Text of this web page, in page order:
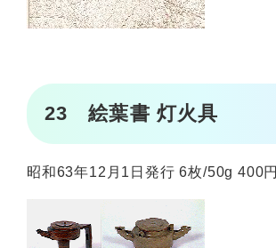
23 絵葉書 灯火具
昭和63年12月1日発行 6枚/50g 400円